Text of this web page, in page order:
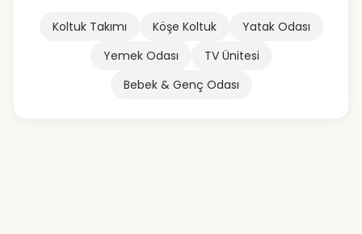
Koltuk Takımı Köşe Koltuk
Yatak Odası
Yemek Odası
TV Ünitesi
Bebek & Genç Odası